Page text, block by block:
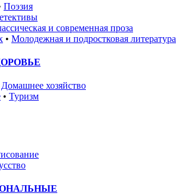
Поэзия
и современная проза
• Молодежная и подростковая литература
Домашнее хозяйство
• Туризм